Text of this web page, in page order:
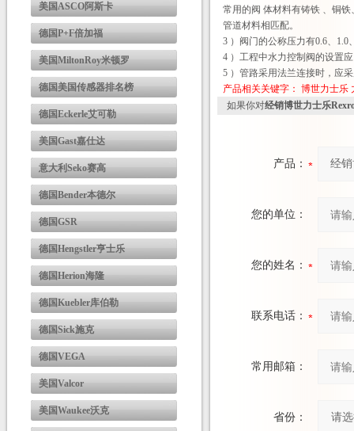
美国ASCO阿斯卡
德国P+F倍加福
美国MiltonRoy米顿罗
德国美国传感器排名榜
德国Eckerle艾可勒
美国Gast嘉仕达
意大利Seko赛高
德国Bender本德尔
德国GSR
德国Hengstler亨士乐
德国Herion海隆
德国Kuebler库伯勒
德国Sick施克
德国VEGA
美国Valcor
美国Waukee沃克
常用的阀 体材料有铸铁 、铜
管道材料相匹配。
3 ）阀门的公称压力有0.6、
4 ）工程中水力控制阀的设置
5 ）管路采用法兰连接时，应
产品相关关键字：博世力士乐
如果你对经销博世力士乐
产品：
您的单位：
您的姓名：
联系电话：
常用邮箱：
省份：